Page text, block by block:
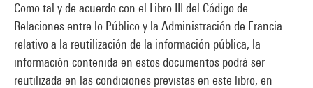
Como tal y de acuerdo con el Libro III del Código de
Relaciones entre lo Público y la Administración de Francia
relativo a la reutilización de la información pública, la
información contenida en estos documentos podrá ser
reutilizada en las condiciones previstas en este libro, en